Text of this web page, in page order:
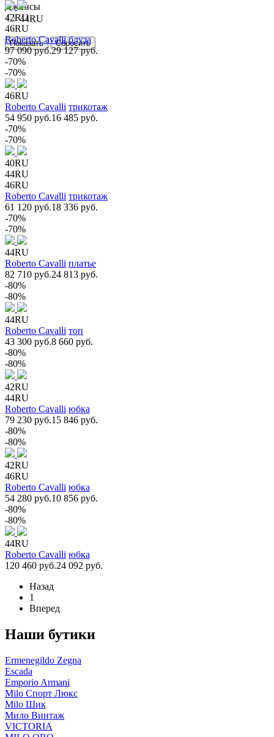
Джинсы
44RU
42RU
46RU
Roberto Cavalli блуза
97 090 руб.29 127 руб.
-70%
-70%
46RU
Roberto Cavalli трикотаж
54 950 руб.16 485 руб.
-70%
-70%
40RU
44RU
46RU
Roberto Cavalli трикотаж
61 120 руб.18 336 руб.
-70%
-70%
44RU
Roberto Cavalli платье
82 710 руб.24 813 руб.
-80%
-80%
44RU
Roberto Cavalli топ
43 300 руб.8 660 руб.
-80%
-80%
42RU
44RU
Roberto Cavalli юбка
79 230 руб.15 846 руб.
-80%
-80%
42RU
46RU
Roberto Cavalli юбка
54 280 руб.10 856 руб.
-80%
-80%
44RU
Roberto Cavalli юбка
120 460 руб.24 092 руб.
Назад
1
Вперед
Наши бутики
Ermenegildo Zegna
Escada
Emporio Armani
Milo Спорт Люкс
Milo Шик
Мило Винтаж
VICTORIA